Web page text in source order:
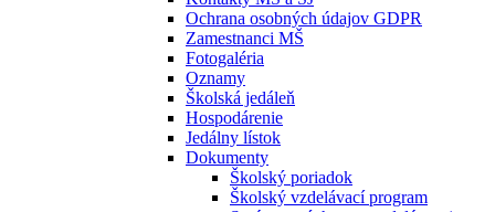
Ochrana osobných údajov GDPR
Zamestnanci MŠ
Fotogaléria
Oznamy
Školská jedáleň
Hospodárenie
Jedálny lístok
Dokumenty
Školský poriadok
Školský vzdelávací program